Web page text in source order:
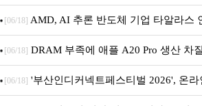
[06/18] AMD, AI 추론 반도체 기업 타알라스
[06/18] DRAM 부족에 애플 A20 Pro 생산 차
퍼 대기
[06/18] '부산인디커넥트페스티벌 2026', 온